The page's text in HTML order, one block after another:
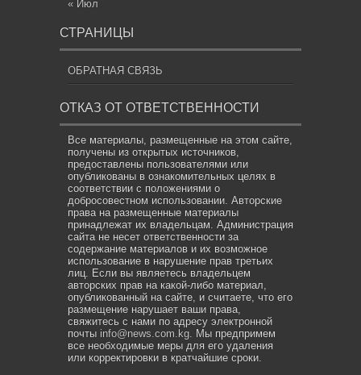
« Июл
СТРАНИЦЫ
ОБРАТНАЯ СВЯЗЬ
ОТКАЗ ОТ ОТВЕТСТВЕННОСТИ
Все материалы, размещенные на этом сайте,
получены из открытых источников,
предоставлены пользователями или
опубликованы в ознакомительных целях в
соответствии с положениями о
добросовестном использовании. Авторские
права на размещенные материалы
принадлежат их владельцам. Администрация
сайта не несет ответственности за
содержание материалов и их возможное
использование в нарушение прав третьих
лиц. Если вы являетесь владельцем
авторских прав на какой-либо материал,
опубликованный на сайте, и считаете, что его
размещение нарушает ваши права,
свяжитесь с нами по адресу электронной
почты info@news.com.kg. Мы предпримем
все необходимые меры для его удаления
или корректировки в кратчайшие сроки.